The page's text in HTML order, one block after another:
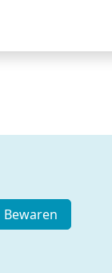
Bewaren